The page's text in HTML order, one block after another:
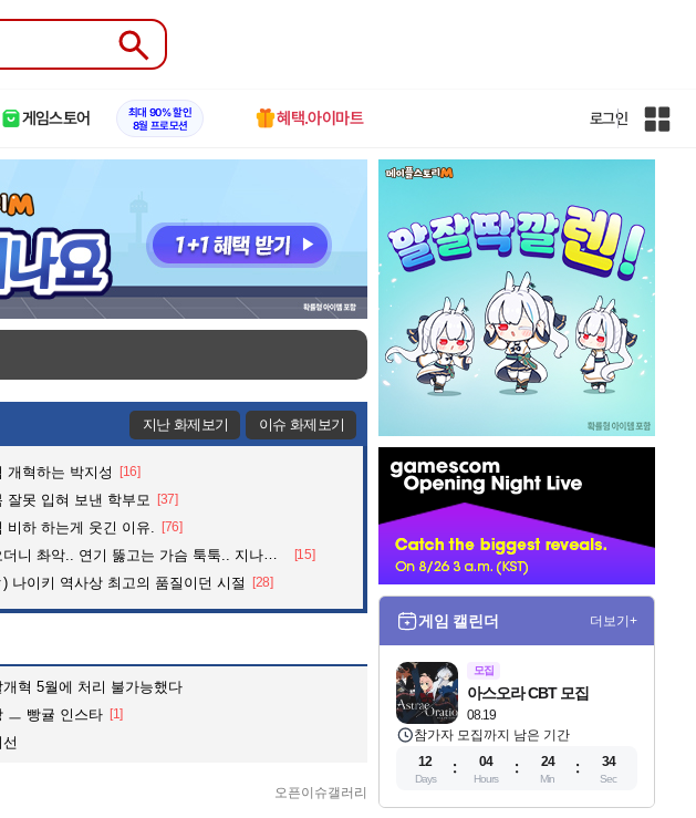
Submit
게임스토어
최대 90% 할인
8월 프로모션
혜택.아이마트 로그인
인
지난 화제보기 이슈 화제보기
개혁하는 박지성 [16]
잘못 입혀 보낸 학부모 [37]
비하 하는게 웃긴 이유. [76]
니 촤악.. 연기 뚫고는 가슴 툭툭.. 지나가던 아재의 정체 [15]
) 나이키 역사상 최고의 품질이던 시절 [28]
개혁 5월에 처리 불가능했다
ㅡ 빵귤 인스타 [1]
오픈이슈갤러리
벤
게임 캘린더 더보기+
모집
08.19
아스오라 CBT 모집
참가자 모집까지 남은 기간
12
Days
04
Hours
24
Min
32
Sec